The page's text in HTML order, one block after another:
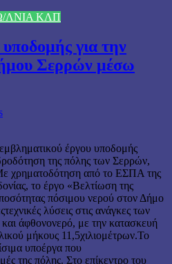
ΛΝΙΑ ΚΛΠ
για την
Σερρών μέσω
έργου υποδομής
της πόλης των Σερρών,
χρηματοδότηση από το ΕΣΠΑ της
το έργο «Βελτίωση της
πόσιμου νερού στον Δήμο
λύσεις στις ανάγκες των
άφθονονερό, με την κατασκευή
μήκους 11,5χιλιομέτρων.Το
υποέργα που
της πόλης. Στο επίκεντρο του